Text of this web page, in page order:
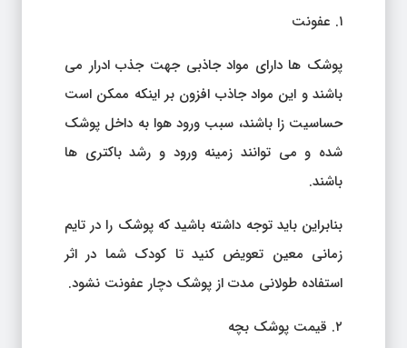
۱. عفونت
پوشک ها دارای مواد جاذبی جهت جذب ادرار می
باشند و این مواد جاذب افزون بر اینکه ممکن است
حساسیت زا باشند، سبب ورود هوا به داخل پوشک
شده و می توانند زمینه ورود و رشد باکتری ها
باشند.
بنابراین باید توجه داشته باشید که پوشک را در تایم
زمانی معین تعویض کنید تا کودک شما در اثر
استفاده طولانی مدت از پوشک دچار عفونت نشود.
۲. قیمت پوشک بچه